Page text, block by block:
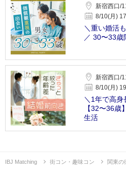
新宿西口/
8/10(月)
＼重い婚活
／ 30〜33
新宿西口/
8/10(月)
＼1年で高身
【32〜36
生活
IBJ Matching 街コン・趣味コン 関東の